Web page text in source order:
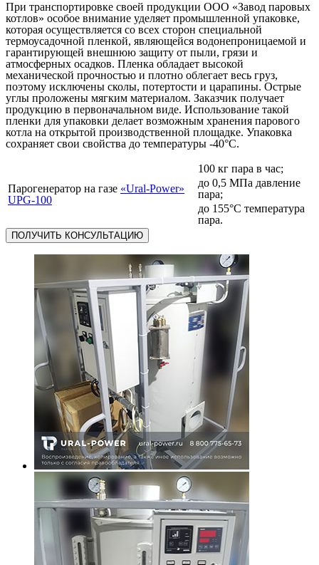
При транспортировке своей продукции ООО «Завод паровых
котлов» особое внимание уделяет промышленной упаковке,
которая осуществляется со всех сторон специальной
термоусадочной пленкой, являющейся водонепроницаемой и
гарантирующей внешнюю защиту от пыли, грязи и
атмосферных осадков. Пленка обладает высокой
механической прочностью и плотно облегает весь груз,
поэтому исключены сколы, потертости и царапины. Острые
углы проложены мягким материалом. Заказчик получает
продукцию в первоначальном виде. Использование такой
пленки для упаковки делает возможным хранения парового
котла на открытой производственной площадке. Упаковка
сохраняет свои свойства до температуры -40°С.
Парогенератор на газе «Ural-Power»
UPG-100
100 кг пара в час;
до 0,5 МПа давление
пара;
до 155°С температура
пара.
ПОЛУЧИТЬ КОНСУЛЬТАЦИЮ